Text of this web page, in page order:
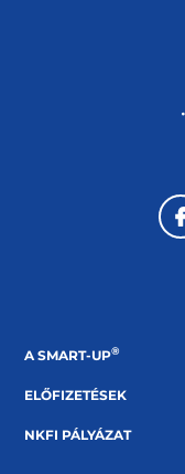
A SMART-UP®
ELŐFIZETÉSEK
NKFI PÁLYÁZAT